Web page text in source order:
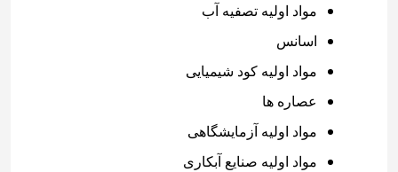
مواد اولیه تصفیه آب
اسانس
مواد اولیه کود شیمیایی
عصاره ها
مواد اولیه آزمایشگاهی
مواد اولیه صنایع آبکاری